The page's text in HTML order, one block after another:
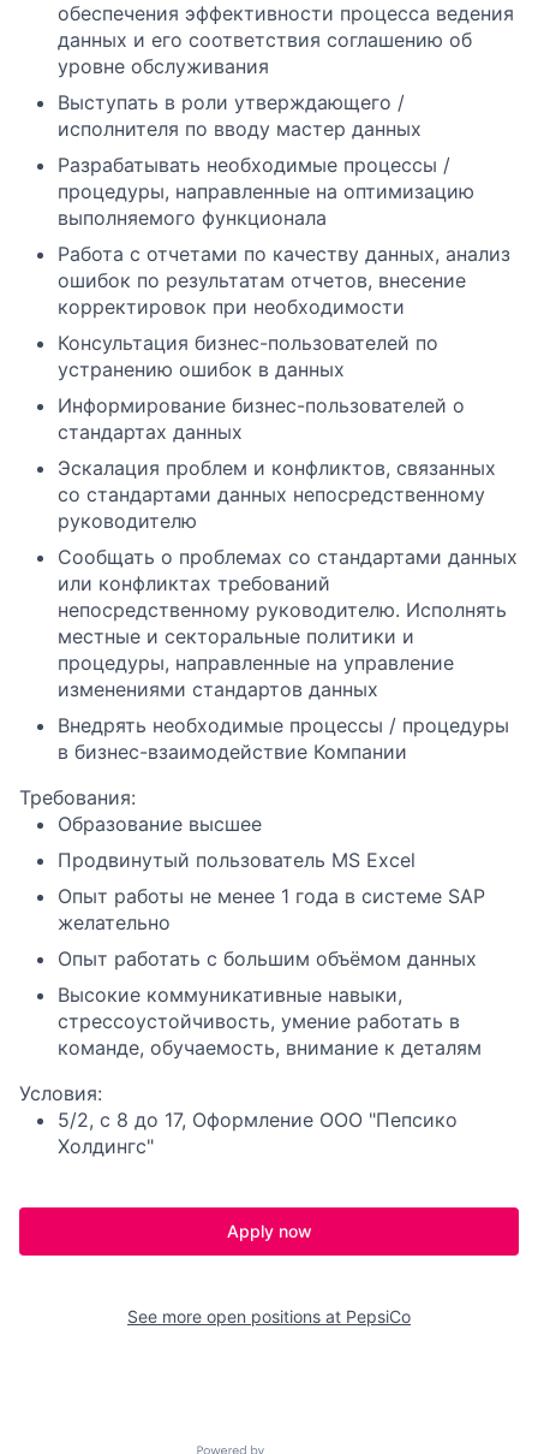
обеспечения эффективности процесса ведения
данных и его соответствия соглашению об
уровне обслуживания
Выступать в роли утверждающего /
исполнителя по вводу мастер данных
Разрабатывать необходимые процессы /
процедуры, направленные на оптимизацию
выполняемого функционала
Работа с отчетами по качеству данных, анализ
ошибок по результатам отчетов, внесение
корректировок при необходимости
Консультация бизнес-пользователей по
устранению ошибок в данных
Информирование бизнес-пользователей о
стандартах данных
Эскалация проблем и конфликтов, связанных
со стандартами данных непосредственному
руководителю
Сообщать о проблемах со стандартами данных
или конфликтах требований
непосредственному руководителю. Исполнять
местные и секторальные политики и
процедуры, направленные на управление
изменениями стандартов данных
Внедрять необходимые процессы / процедуры
в бизнес-взаимодействие Компании
Требования:
Образование высшее
Продвинутый пользователь MS Excel
Опыт работы не менее 1 года в системе SAP
желательно
Опыт работать с большим объёмом данных
Высокие коммуникативные навыки,
стрессоустойчивость, умение работать в
команде, обучаемость, внимание к деталям
Условия:
5/2, с 8 до 17, Оформление ООО "Пепсико
Холдингс"
Apply now
See more open positions at PepsiCo